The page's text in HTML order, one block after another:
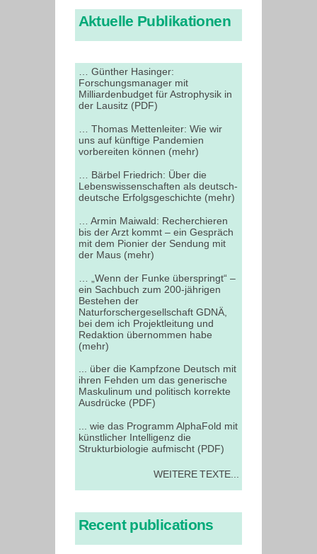
Aktuelle Publikationen
… Günther Hasinger:
Forschungsmanager mit
Milliardenbudget für Astrophysik in
der Lausitz (PDF)
… Thomas Mettenleiter: Wie wir
uns auf künftige Pandemien
vorbereiten können (mehr)
… Bärbel Friedrich: Über die
Lebenswissenschaften als deutsch-
deutsche Erfolgsgeschichte (mehr)
… Armin Maiwald: Recherchieren
bis der Arzt kommt – ein Gespräch
mit dem Pionier der Sendung mit
der Maus (mehr)
… „Wenn der Funke überspringt“ –
ein Sachbuch zum 200-jährigen
Bestehen der
Naturforschergesellschaft GDNÄ,
bei dem ich Projektleitung und
Redaktion übernommen habe
(mehr)
... über die Kampfzone Deutsch mit
ihren Fehden um das generische
Maskulinum und politisch korrekte
Ausdrücke (PDF)
... wie das Programm AlphaFold mit
künstlicher Intelligenz die
Strukturbiologie aufmischt (PDF)
WEITERE TEXTE...
Recent publications